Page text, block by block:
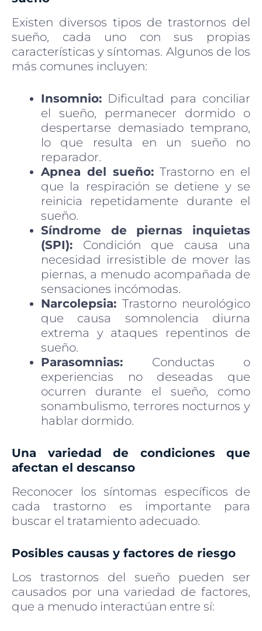
Existen diversos tipos de trastornos del
sueño, cada uno con sus propias
características y síntomas. Algunos de los
más comunes incluyen:
Insomnio: Dificultad para conciliar
el sueño, permanecer dormido o
despertarse demasiado temprano,
lo que resulta en un sueño no
reparador.
Apnea del sueño: Trastorno en el
que la respiración se detiene y se
reinicia repetidamente durante el
sueño.
Síndrome de piernas inquietas
(SPI): Condición que causa una
necesidad irresistible de mover las
piernas, a menudo acompañada de
sensaciones incómodas.
Narcolepsia: Trastorno neurológico
que causa somnolencia diurna
extrema y ataques repentinos de
sueño.
Parasomnias: Conductas o
experiencias no deseadas que
ocurren durante el sueño, como
sonambulismo, terrores nocturnos y
hablar dormido.
Una variedad de condiciones que
afectan el descanso
Reconocer los síntomas específicos de
cada trastorno es importante para
buscar el tratamiento adecuado.
Posibles causas y factores de riesgo
Los trastornos del sueño pueden ser
causados por una variedad de factores,
que a menudo interactúan entre sí: